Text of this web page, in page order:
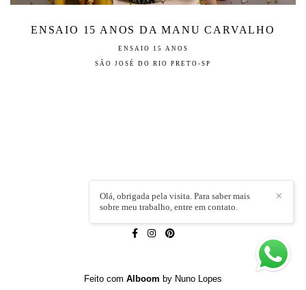
ENSAIO 15 ANOS DA MANU CARVALHO
ENSAIO 15 ANOS
SÃO JOSÉ DO RIO PRETO-SP
LÍVIA CAPELI/CONTATO
✕
Olá, obrigada pela visita. Para saber mais
sobre meu trabalho, entre em contato.
Feito com Alboom by Nuno Lopes